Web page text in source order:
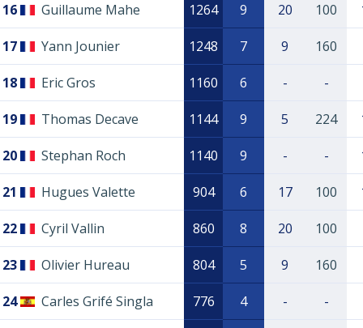
16 Guillaume Mahe 1264 9 20 100
17 Yann Jounier 1248 7 9 160
18 Eric Gros 1160 6 - -
19 Thomas Decave 1144 9 5 224
20 Stephan Roch 1140 9 - -
21 Hugues Valette 904 6 17 100
22 Cyril Vallin 860 8 20 100
23 Olivier Hureau 804 5 9 160
24 Carles Grifé Singla 776 4 - -